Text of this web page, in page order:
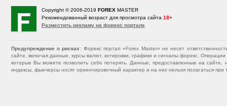
Copyright © 2006-2019 FOREX MASTER
Рекомендованный возраст для просмотра сайта 18+
Разместить рекламу на форекс портале
Предупреждение о рисках : Форекс портал «Forex Master» не несет
сайте, включая данные, курсы валют, котировки, графики и сигналы форекс.
которые Вы можете позволить себе потерять. Данные, предоставленные на
индексы, фьючерсы носят ориентировочный характер и на них нельзя полагаться при